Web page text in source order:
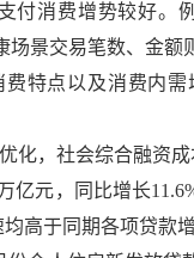
付消费增势较好。
景交易笔数、金额
特点以及消费内
化，社会综合融资成
亿元，同比增长
高于同期各项贷款增